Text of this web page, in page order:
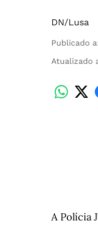
DN/Lusa
Publicado a
Atualizado
A Polícia